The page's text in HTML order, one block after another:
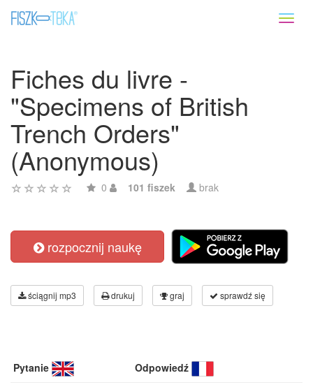
Fiches du livre -
"Specimens of British
Trench Orders"
(Anonymous)
0 101 fiszek brak
rozpocznij naukę
ściągnij mp3 drukuj graj sprawdź się
Pytanie Odpowiedź